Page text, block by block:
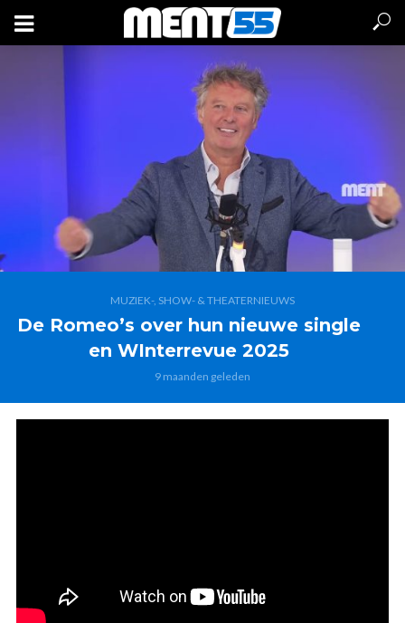
MUZIEK-, SHOW- & THEATERNIEUWS
De Romeo’s over hun nieuwe single
en WInterrevue 2025
9 maanden geleden